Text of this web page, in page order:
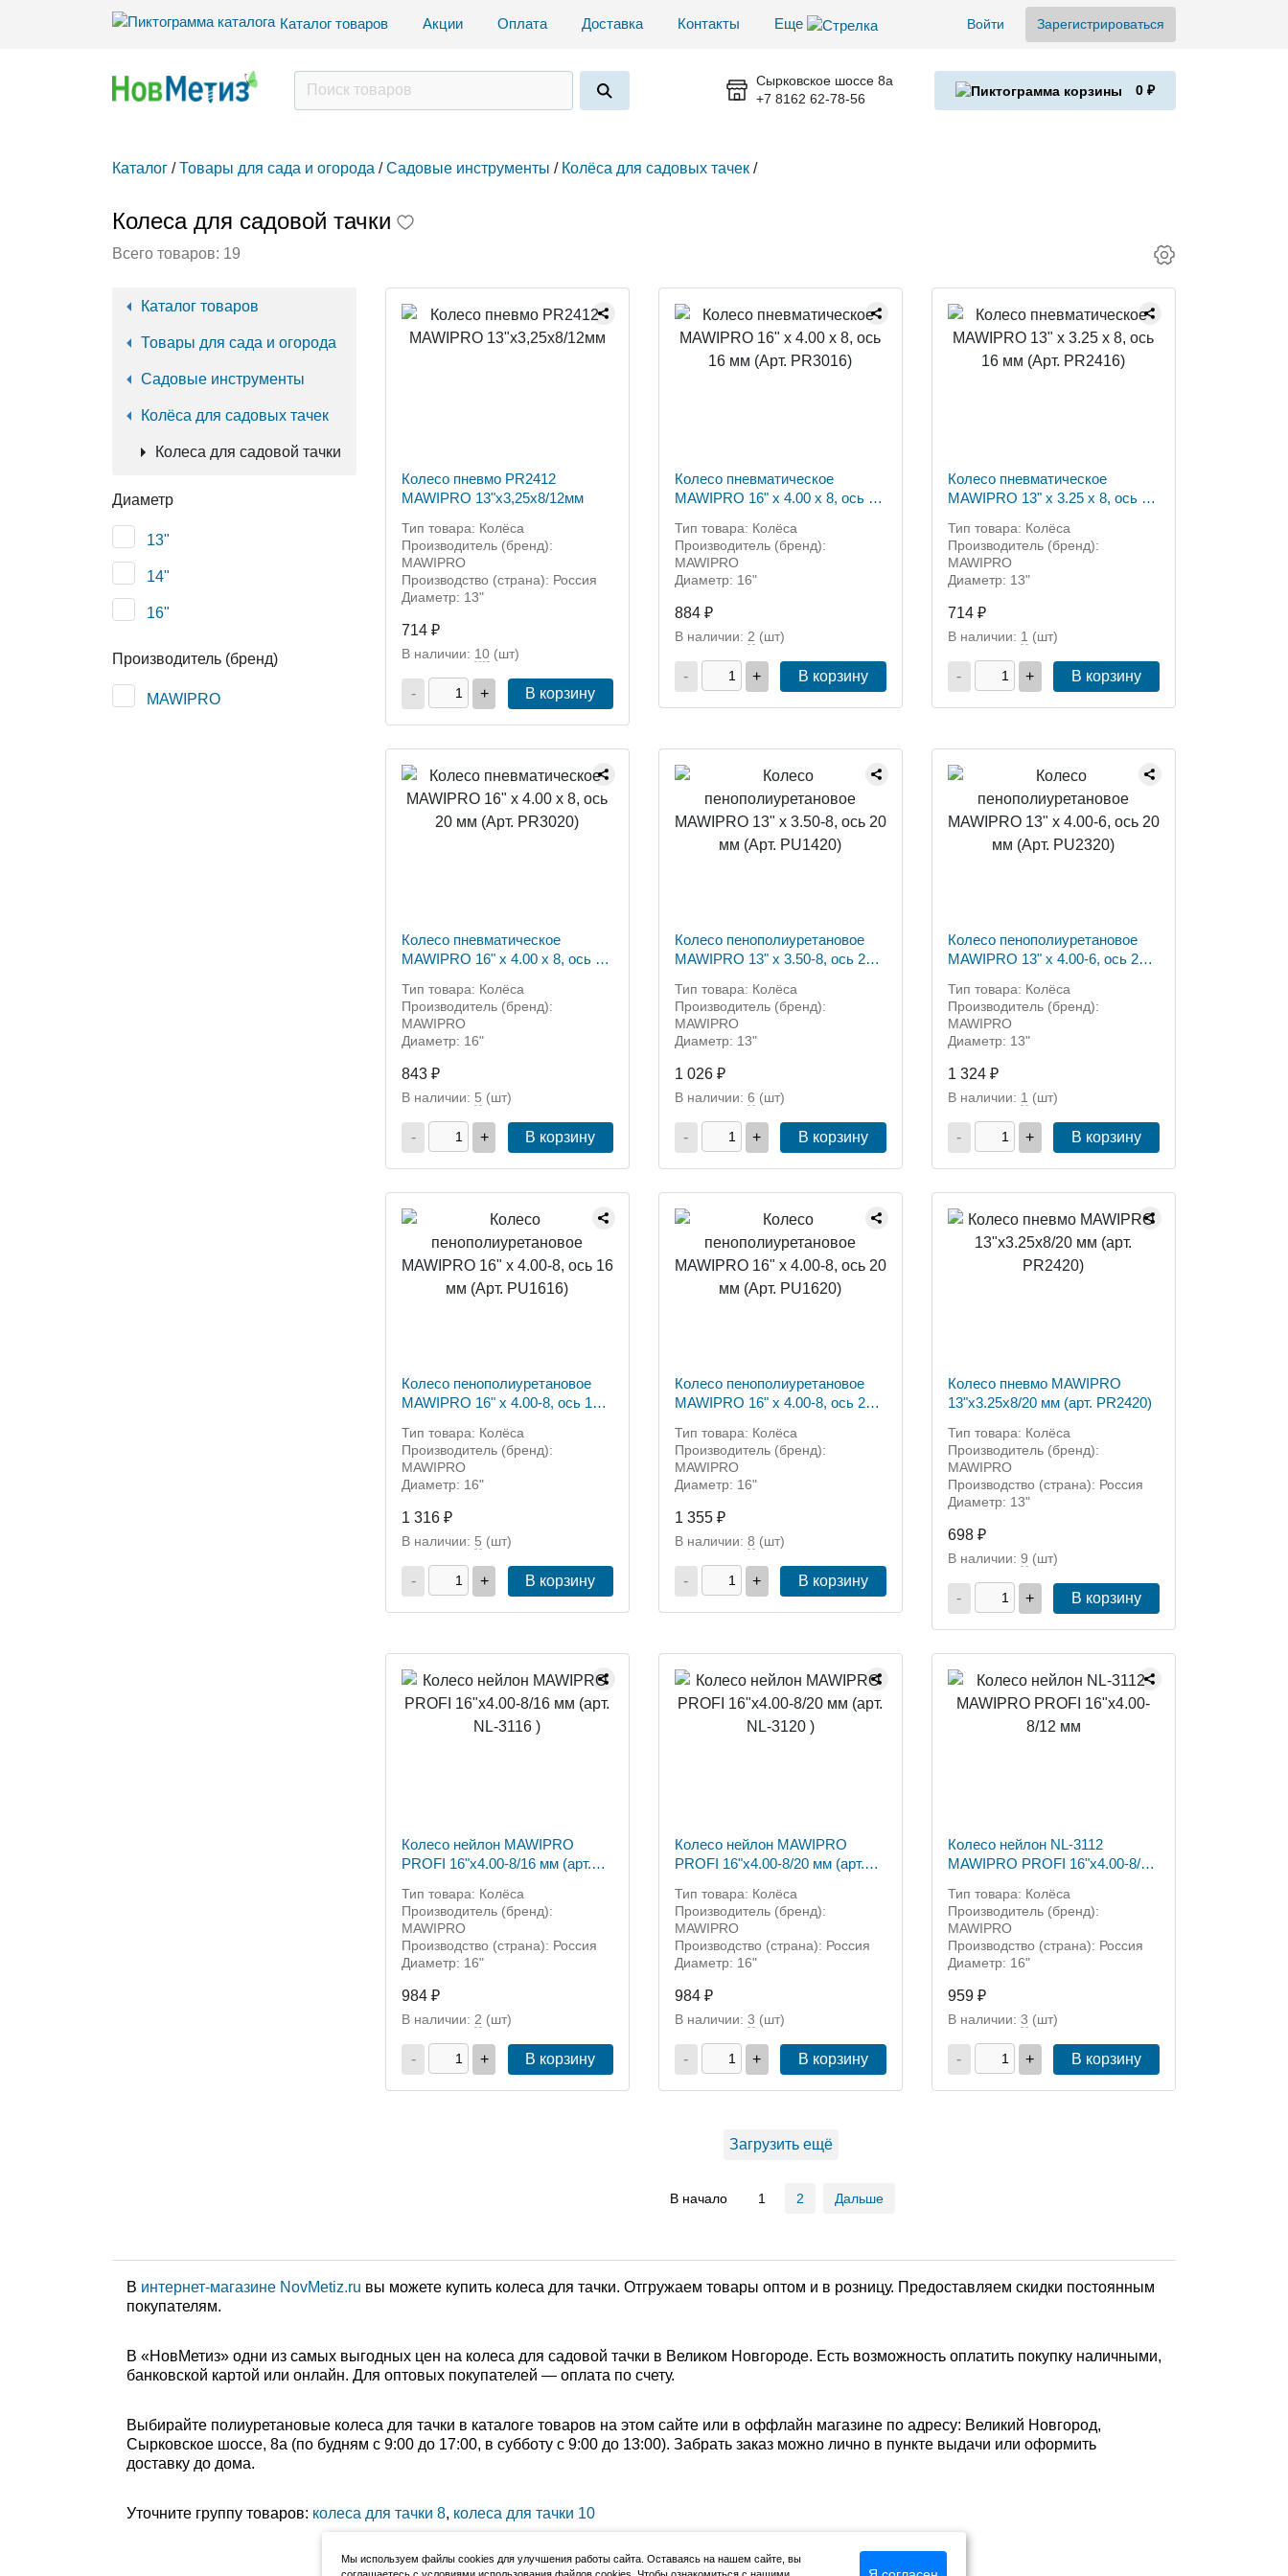
Каталог товаров Акции Оплата Доставка Контакты Еще Войти Зарегистрироваться
Сырковское шоссе 8а
+7 8162 62-78-56
0 ₽
Каталог / Товары для сада и огорода / Садовые инструменты / Колёса для садовых тачек /
Колеса для садовой тачки
Всего товаров: 19
Каталог товаров
Товары для сада и огорода
Садовые инструменты
Колёса для садовых тачек
Колеса для садовой тачки
Диаметр
13"
14"
16"
Производитель (бренд)
MAWIPRO
Колесо пневмо PR2412
MAWIPRO 13"х3,25х8/12мм
Тип товара: Колёса
Производитель (бренд):
MAWIPRO
Производство (страна): Россия
Диаметр: 13"
714 ₽
В наличии: 10 (шт)
- + В корзину
Колесо пневматическое
MAWIPRO 16" х 4.00 х 8, ось 16
Тип товара: Колёса
Производитель (бренд):
MAWIPRO
Диаметр: 16"
884 ₽
В наличии: 2 (шт)
- + В корзину
Колесо пневматическое
MAWIPRO 13" х 3.25 х 8, ось 16
Тип товара: Колёса
Производитель (бренд):
MAWIPRO
Диаметр: 13"
714 ₽
В наличии: 1 (шт)
- + В корзину
Колесо пневматическое
MAWIPRO 16" х 4.00 х 8, ось 20
Тип товара: Колёса
Производитель (бренд):
MAWIPRO
Диаметр: 16"
843 ₽
В наличии: 5 (шт)
- + В корзину
Колесо пенополиуретановое
MAWIPRO 13" х 3.50-8, ось 20
Тип товара: Колёса
Производитель (бренд):
MAWIPRO
Диаметр: 13"
1 026 ₽
В наличии: 6 (шт)
- + В корзину
Колесо пенополиуретановое
MAWIPRO 13" х 4.00-6, ось 20
Тип товара: Колёса
Производитель (бренд):
MAWIPRO
Диаметр: 13"
1 324 ₽
В наличии: 1 (шт)
- + В корзину
Колесо пенополиуретановое
MAWIPRO 16" х 4.00-8, ось 16
Тип товара: Колёса
Производитель (бренд):
MAWIPRO
Диаметр: 16"
1 316 ₽
В наличии: 5 (шт)
- + В корзину
Колесо пенополиуретановое
MAWIPRO 16" х 4.00-8, ось 20
Тип товара: Колёса
Производитель (бренд):
MAWIPRO
Диаметр: 16"
1 355 ₽
В наличии: 8 (шт)
- + В корзину
Колесо пневмо MAWIPRO
13"х3.25х8/20 мм (арт. PR2420)
Тип товара: Колёса
Производитель (бренд):
MAWIPRO
Производство (страна): Россия
Диаметр: 13"
698 ₽
В наличии: 9 (шт)
- + В корзину
Колесо нейлон MAWIPRO
PROFI 16"х4.00-8/16 мм (арт.
Тип товара: Колёса
Производитель (бренд):
MAWIPRO
Производство (страна): Россия
Диаметр: 16"
984 ₽
В наличии: 2 (шт)
- + В корзину
Колесо нейлон MAWIPRO
PROFI 16"х4.00-8/20 мм (арт.
Тип товара: Колёса
Производитель (бренд):
MAWIPRO
Производство (страна): Россия
Диаметр: 16"
984 ₽
В наличии: 3 (шт)
- + В корзину
Колесо нейлон NL-3112
MAWIPRO PROFI 16"х4.00-8/12
Тип товара: Колёса
Производитель (бренд):
MAWIPRO
Производство (страна): Россия
Диаметр: 16"
959 ₽
В наличии: 3 (шт)
- + В корзину
Загрузить ещё
В начало 1 2 Дальше
В интернет-магазине NovMetiz.ru вы можете купить колеса для тачки. Отгружаем товары оптом и в розницу. Предоставляем скидки постоянным
покупателям.
В «НовМетиз» одни из самых выгодных цен на колеса для садовой тачки в Великом Новгороде. Есть возможность оплатить покупку наличными,
банковской картой или онлайн. Для оптовых покупателей — оплата по счету.
Выбирайте полиуретановые колеса для тачки в каталоге товаров на этом сайте или в оффлайн магазине по адресу: Великий Новгород,
Сырковское шоссе, 8а (по будням с 9:00 до 17:00, в субботу с 9:00 до 13:00). Забрать заказ можно лично в пункте выдачи или оформить
доставку до дома.
Уточните группу товаров: колеса для тачки 8, колеса для тачки 10
Мы используем файлы cookies для улучшения работы сайта. Оставаясь на нашем сайте, вы